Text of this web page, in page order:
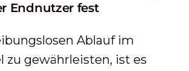
Endnutzer fest
Ablauf im
zu gewährleisten, ist es